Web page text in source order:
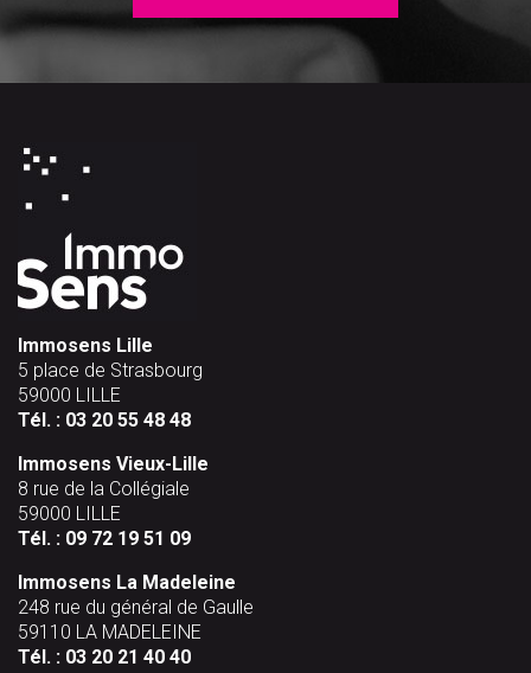
Immosens Lille
5 place de Strasbourg
59000 LILLE
Tél. : 03 20 55 48 48
Immosens Vieux-Lille
8 rue de la Collégiale
59000 LILLE
Tél. : 09 72 19 51 09
Immosens La Madeleine
248 rue du général de Gaulle
59110 LA MADELEINE
Tél. : 03 20 21 40 40